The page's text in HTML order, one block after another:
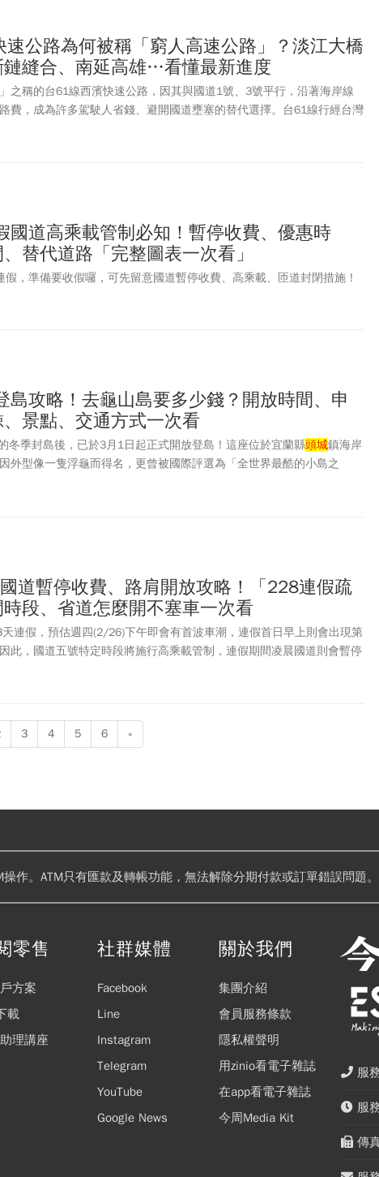
速公路為何被稱「窮人高速公路」？淡江大橋
縫合、南延高雄…看懂最新進度
之稱的台61線西濱快速公路，因其與國道1號、3號平行，沿著海岸線
費，成為許多駕駛人省錢、避開國道壅塞的替代選擇。台61線行經台灣
電廠、工業或產業園區等，南北串連多條東西向高速公路、快速道路，
讀者一探這條南北向「窮人的高速公路」的全貌，也更了解這條台灣重
。
國道高乘載管制必知！暫停收費、優惠時
替代道路「完整圖表一次看」
，準備要收假囉，可先留意國道暫停收費、高乘載、匝道封閉措施！
島攻略！去龜山島要多少錢？開放時間、申
景點、交通方式一次看
冬季封島後，已於3月1日起正式開放登島！這座位於宜蘭縣頭城鎮海岸
外型像一隻浮龜而得名，更曾被國際評選為「全世界最酷的小島之
錢、去龜山島要預約嗎、龜山島有什麼好玩的？本文整理龜山島景點、
道暫停收費、路肩開放攻略！「228連假疏
段、省道怎麼開不塞車一次看
連假，預估週四(2/26)下午即會有首波車潮，連假首日早上則會出現第
此，國道五號特定時段將施行高乘載管制，連假期間凌晨國道則會暫停
開放路肩。
3 4 5 6 »
作。ATM只有匯款及轉帳功能，無法解除分期付款或訂單錯誤問題
零售
方案
載
理講座
社群媒體
Facebook
Line
Instagram
Telegram
YouTube
Google News
關於我們
集團介紹
會員服務條款
隱私權聲明
用zinio看電子雜誌
在app看電子雜誌
今周Media Kit
服
服
傳